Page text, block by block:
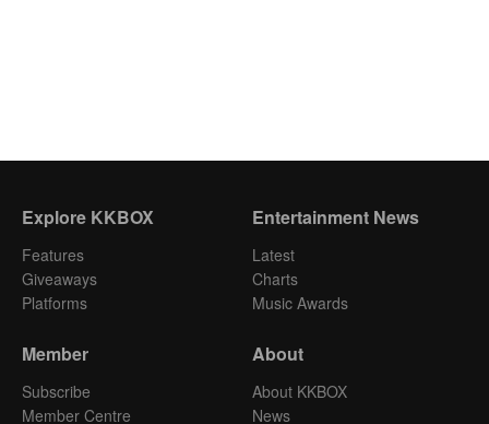
Explore KKBOX
Features
Giveaways
Platforms
Entertainment News
Latest
Charts
Music Awards
Member
Subscribe
Member Centre
About
About KKBOX
News